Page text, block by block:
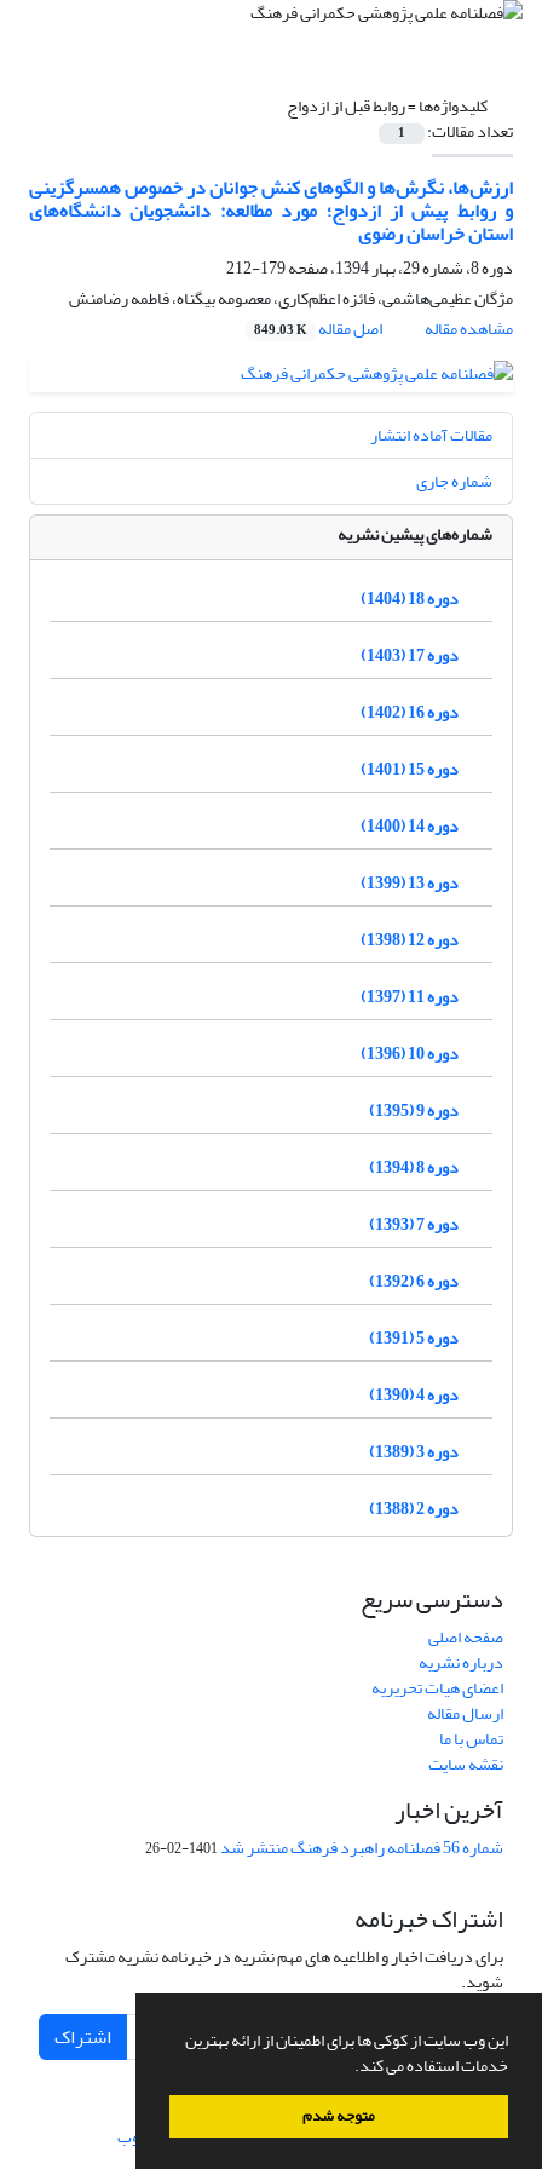
این وب سایت از کوکی ها برای اطمینان از ارائه بهترین
خدمات استفاده می کند.
متوجه شدم
کلیدواژه‌ها =روابط قبل از ازدواج
تعداد مقالات: 1
ارزش‌ها، نگرش‌ها و الگوهای کنش جوانان در خصوص همسرگزینی
و روابط پیش از ازدواج؛ مورد مطالعه: دانشجویان دانشگاه‌های
استان خراسان رضوی
دوره 8، شماره 29، بهار 1394، صفحه
179-212
مژگان عظیمی‌هاشمی، فائزه اعظم‌کاری، معصومه بیگناه، فاطمه رضامنش
مشاهده مقاله
اصل مقاله 849.03 K
مقالات آماده انتشار
شماره جاری
شماره‌های پیشین نشریه
دوره 18 (1404)
دوره 17 (1403)
دوره 16 (1402)
دوره 15 (1401)
دوره 14 (1400)
دوره 13 (1399)
دوره 12 (1398)
دوره 11 (1397)
دوره 10 (1396)
دوره 9 (1395)
دوره 8 (1394)
دوره 7 (1393)
دوره 6 (1392)
دوره 5 (1391)
دوره 4 (1390)
دوره 3 (1389)
دوره 2 (1388)
دسترسی سریع
صفحه اصلی
درباره نشریه
اعضای هیات تحریریه
ارسال مقاله
تماس با ما
نقشه سایت
آخرین اخبار
شماره 56 فصلنامه راهبرد فرهنگ منتشر شد 1401-02-26
اشتراک خبرنامه
برای دریافت اخبار و اطلاعیه های مهم نشریه در خبرنامه نشریه مشترک
شوید.
اشتراک
سامانه مدیریت نشریات علمی.طراحی و پیاده سازی از سیناوب